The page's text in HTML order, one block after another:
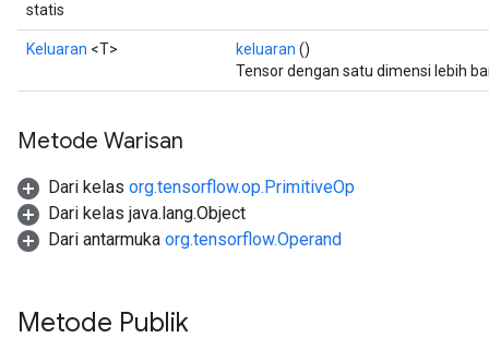
statis
Keluaran <T> keluaran ()
Tensor dengan satu dimensi lebih
Metode Warisan
Dari kelas org.tensorflow.op.PrimitiveOp
Dari kelas java.lang.Object
Dari antarmuka org.tensorflow.Operand
Metode Publik